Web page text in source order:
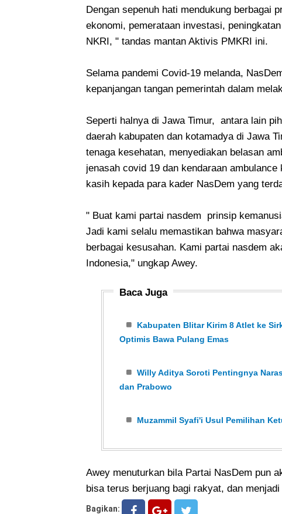
Dengan sepenuh hati mendukung berbagai
ekonomi, pemerataan investasi,
NKRI, " tandas mantan Aktivis PMKRI ini.
Selama pandemi Covid-19 melanda,
kepanjangan tangan pemerintah dalam
Seperti halnya di Jawa Timur, antara lain
daerah kabupaten dan kotamadya di Jawa
tenaga kesehatan, menyediakan belasan
jenasah covid 19 dan kendaraan
kasih kepada para kader NasDem yang
" Buat kami partai nasdem prinsip
Jadi kami selalu memastikan bahwa
berbagai kesusahan. Kami partai nasdem
Indonesia," ungkap Awey.
Baca Juga
Kabupaten Blitar Kirim 8 Atlet ke
Optimis Bawa Pulang Emas
Willy Aditya Soroti Pentingnya
dan Prabowo
Muzammil Syafi'i Usul Pemilihan
Awey menuturkan bila Partai NasDem pun
bisa terus berjuang bagi rakyat, dan
Bagikan: